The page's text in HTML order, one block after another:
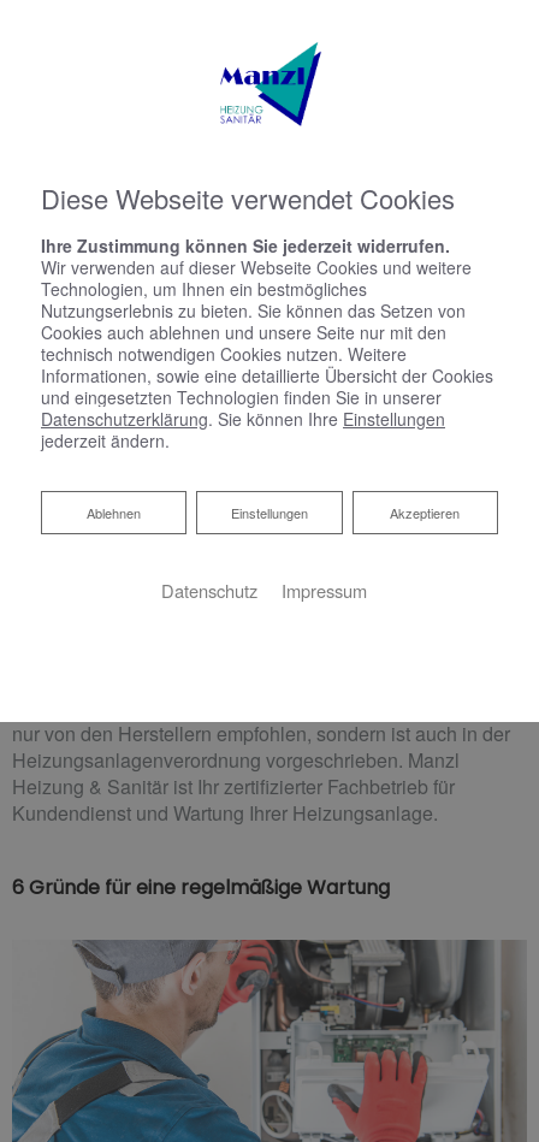
nur von den Herstellern empfohlen, sondern ist auch in der
Heizungsanlagenverordnung vorgeschrieben. Manzl
Heizung & Sanitär ist Ihr zertifizierter Fachbetrieb für
Kundendienst und Wartung Ihrer Heizungsanlage.
6 Gründe für eine regelmäßige Wartung
Diese Webseite verwendet Cookies
Ihre Zustimmung können Sie jederzeit widerrufen.
Wir verwenden auf dieser Webseite Cookies und weitere
Technologien, um Ihnen ein bestmögliches
Nutzungserlebnis zu bieten. Sie können das Setzen von
Cookies auch ablehnen und unsere Seite nur mit den
technisch notwendigen Cookies nutzen. Weitere
Informationen, sowie eine detaillierte Übersicht der Cookies
und eingesetzten Technologien finden Sie in unserer
Datenschutzerklärung. Sie können Ihre Einstellungen
jederzeit ändern.
Akzeptieren
Einstellungen
Ablehnen
Ablehnen
Datenschutz Impressum